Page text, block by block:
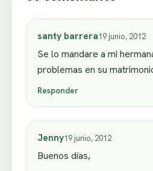
santy barrera19 junio, 2012
Se lo mandare a mi
problemas en su
Responder
Jenny19 junio, 2012
Buenos días,